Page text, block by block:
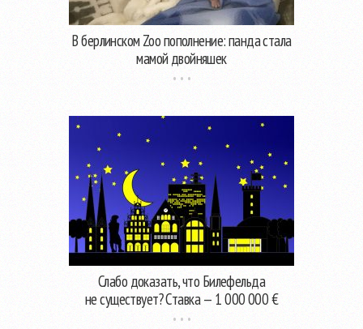
В берлинском Zoo пополнение: панда стала
мамой двойняшек
Слабо доказать, что Билефельда
не существует? Ставка — 1 000 000 €